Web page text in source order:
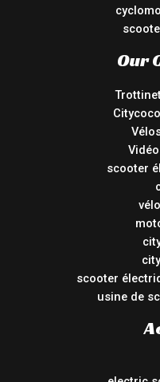
Our
scooter
scooter
usine de